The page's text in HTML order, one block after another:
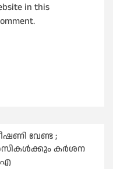
in this
വേണ്ട ;
കര്‍ശന